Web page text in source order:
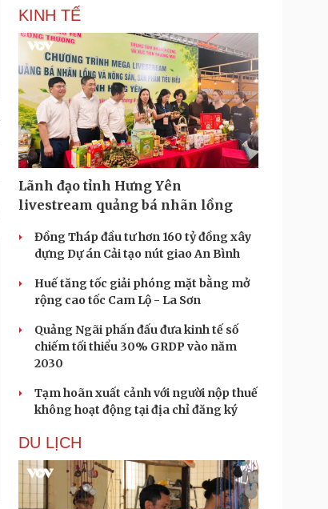
KINH TẾ
Lãnh đạo tỉnh Hưng Yên
livestream quảng bá nhãn lồng
Đồng Tháp đầu tư hơn 160 tỷ đồng xây
dựng Dự án Cải tạo nút giao An Bình
Huế tăng tốc giải phóng mặt bằng mở
rộng cao tốc Cam Lộ - La Sơn
Quảng Ngãi phấn đấu đưa kinh tế số
chiếm tối thiểu 30% GRDP vào năm
2030
Tạm hoãn xuất cảnh với người nộp thuế
không hoạt động tại địa chỉ đăng ký
DU LỊCH